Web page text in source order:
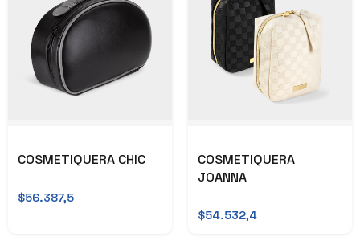
COSMETIQUERA CHIC
$56.387,5
COSMETIQUERA
JOANNA
$54.532,4